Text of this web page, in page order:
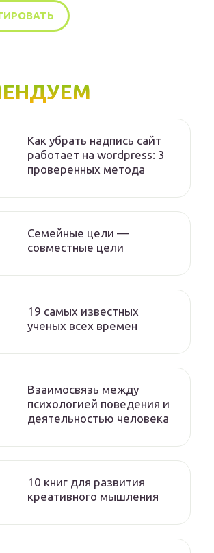
Как убрать надпись сайт
работает на wordpress: 3
проверенных метода
Семейные цели —
совместные цели
19 самых известных
ученых всех времен
Взаимосвязь между
психологией поведения и
деятельностью человека
10 книг для развития
креативного мышления